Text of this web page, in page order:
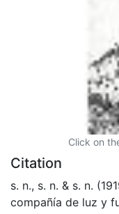
Click on
Citation
s. n., s. n. & s. n.
compañía de luz y